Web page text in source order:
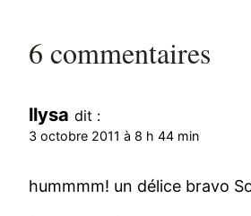
6 commentaires
llysa dit :
3 octobre 2011 à 8 h 44 min
hummmm! un délice bravo